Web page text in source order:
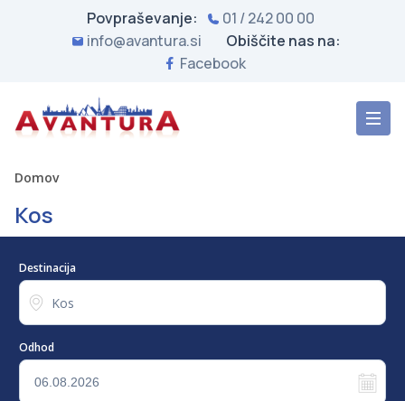
Povpraševanje:
01 / 242 00 00
info@avantura.si
Obiščite nas na:
Facebook
Domov
Kos
Destinacija
Odhod